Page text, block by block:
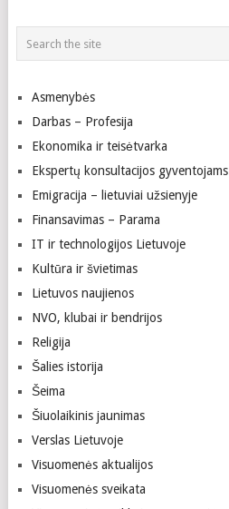
Asmenybės
Darbas – Profesija
Ekonomika ir teisėtvarka
Ekspertų konsultacijos gyventojams
Emigracija – lietuviai užsienyje
Finansavimas – Parama
IT ir technologijos Lietuvoje
Kultūra ir švietimas
Lietuvos naujienos
NVO, klubai ir bendrijos
Religija
Šalies istorija
Šeima
Šiuolaikinis jaunimas
Verslas Lietuvoje
Visuomenės aktualijos
Visuomenės sveikata